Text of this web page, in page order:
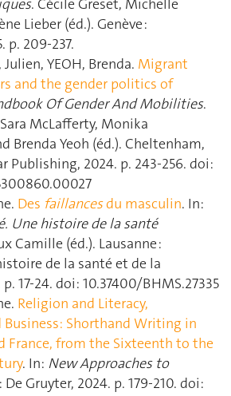
. Cécile Greset, Michelle
Lieber (éd.). Genève :
p. 209‑237.
Julien, YEOH, Brenda. Migrant
and the gender politics of
Of Gender And Mobilities.
McLafferty, Monika
Brenda Yeoh (éd.). Cheltenham,
Publishing, 2024. p. 243‑256. doi:
Des faillancesdu masculin. In:
Une histoire de la santé
Camille (éd.). Lausanne :
de la santé et de la
17‑24. doi: 10.37400/BHMS.27335
Religion and Literacy,
Business: Shorthand Writing in
France, from the Sixteenth to the
. In: New Approaches to
De Gruyter, 2024. p. 179‑210. doi: